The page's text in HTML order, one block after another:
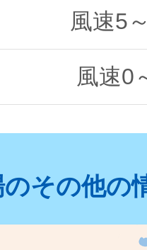
風速5
風速0
その他の